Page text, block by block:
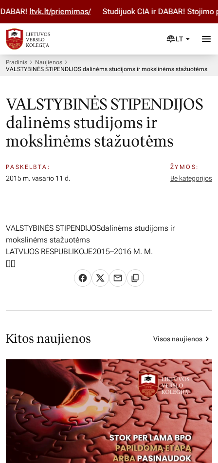
ltvk.lt/priemimas/ Studijuok ČIA ir DABAR! Stojimo
LT
Pradinis
Naujienos
VALSTYBINĖS STIPENDIJOS dalinėms studijoms ir mokslinėms stažuotėms
VALSTYBINĖS STIPENDIJOS
dalinėms studijoms ir
mokslinėms stažuotėms
PASKELBTA:
2015 m. vasario 11 d.
ŽYMOS:
Be kategorijos
VALSTYBINĖS STIPENDIJOSdalinėms studijoms ir
mokslinėms stažuotėms
LATVIJOS RESPUBLIKOJE2015–2016 M. M.
[][]
Kitos naujienos Visos naujienos